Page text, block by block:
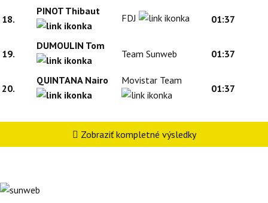
18.
PINOT Thibaut
FDJ 01:37
19.
DUMOULIN Tom
Team Sunweb 01:37
20.
QUINTANA Nairo Movistar Team
01:37
Zobraziť kompletné výsledky